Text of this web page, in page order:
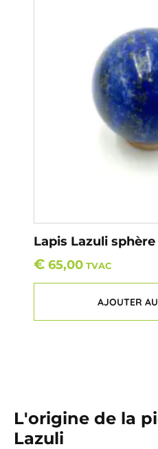
Lapis Lazuli sphère
€65,00TVAC
AJOUTER
L'origine de la
Lazuli